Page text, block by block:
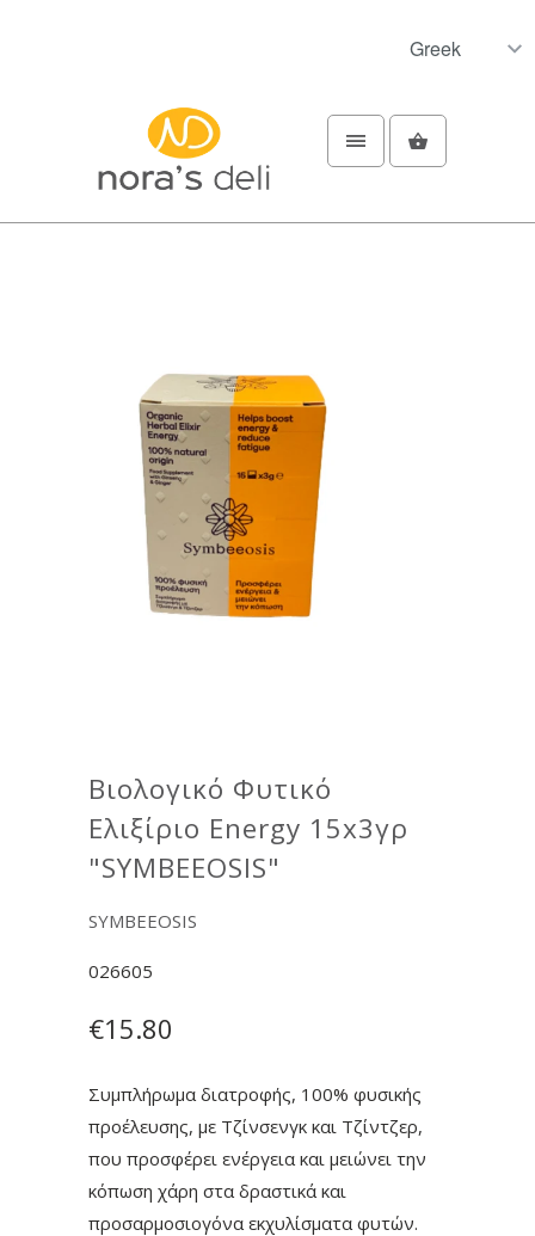
Βιολογικό Φυτικό
Ελιξίριο Energy 15x3γρ
"SYMBEEOSIS"
SYMBEEOSIS
026605
€15.80
Συμπλήρωμα διατροφής, 100% φυσικής
προέλευσης, με Τζίνσενγκ και Τζίντζερ,
που προσφέρει ενέργεια και μειώνει την
κόπωση χάρη στα δραστικά και
προσαρμοσιογόνα εκχυλίσματα φυτών.